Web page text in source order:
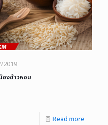
2019
งข้าวหอม
Read more